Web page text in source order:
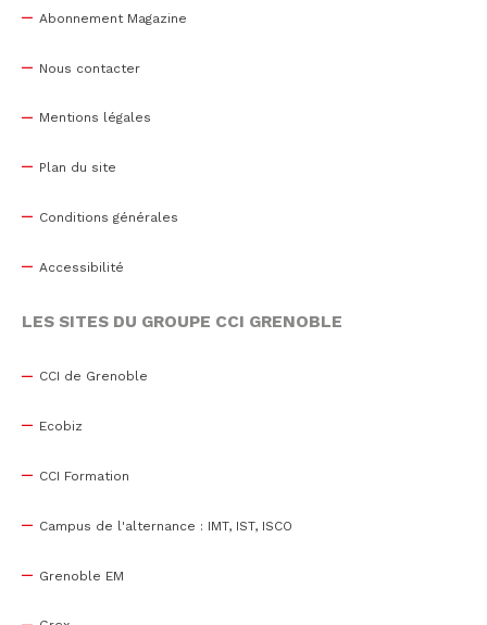
Abonnement Magazine
Nous contacter
Mentions légales
Plan du site
Conditions générales
Accessibilité
LES SITES DU GROUPE CCI GRENOBLE
CCI de Grenoble
Ecobiz
CCI Formation
Campus de l'alternance : IMT, IST, ISCO
Grenoble EM